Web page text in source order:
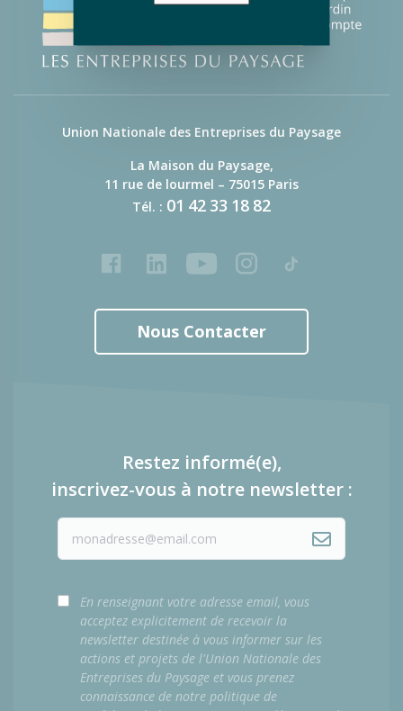
Union Nationale des Entreprises du Paysage
La Maison du Paysage,
11 rue de lourmel – 75015 Paris
Tél. : 01 42 33 18 82
FacebookLinkedInYoutubeInstagram
Tiktok
Nous Contacter
Restez informé(e),
inscrivez-vous à notre newsletter :
En renseignant votre adresse email, vous
acceptez explicitement de recevoir la
newsletter destinée à vous informer sur les
actions et projets de l'Union Nationale des
Entreprises du Paysage et vous prenez
connaissance de notre politique de